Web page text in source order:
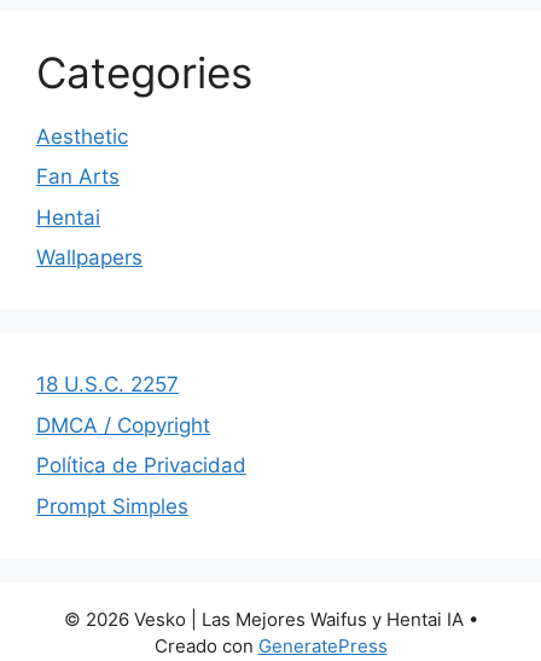
Categories
Aesthetic
Fan Arts
Hentai
Wallpapers
18 U.S.C. 2257
DMCA / Copyright
Política de Privacidad
Prompt Simples
© 2026 Vesko | Las Mejores Waifus y Hentai IA•
Creado con GeneratePress